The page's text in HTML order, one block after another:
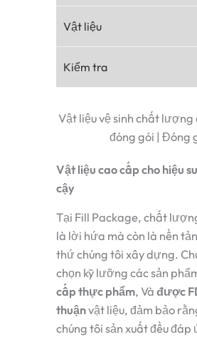
Vật liệu
Kiểm tra
Vật liệu vệ sinh chất lượng
đóng gói | Đóng
Vật liệu cao cấp cho hiệu
cậy
Tại Fill Package, chất
là lời hứa mà còn là nền
thứ chúng tôi xây dựng.
chọn kỹ lưỡng các sản
cấp thực phẩm, Và được
thuậnvật liệu, đảm bảo
chúng tôi sản xuất đều đáp